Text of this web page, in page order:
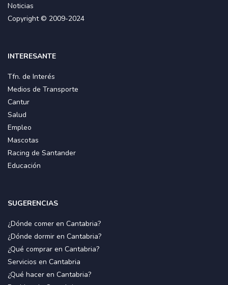
Noticias
Copyright © 2009-2024
INTERESANTE
Tfn. de Interés
Medios de Transporte
Cantur
Salud
Empleo
Mascotas
Racing de Santander
Educación
SUGERENCIAS
¿Dónde comer en Cantabria?
¿Dónde dormir en Cantabria?
¿Qué comprar en Cantabria?
Servicios en Cantabria
¿Qué hacer en Cantabria?